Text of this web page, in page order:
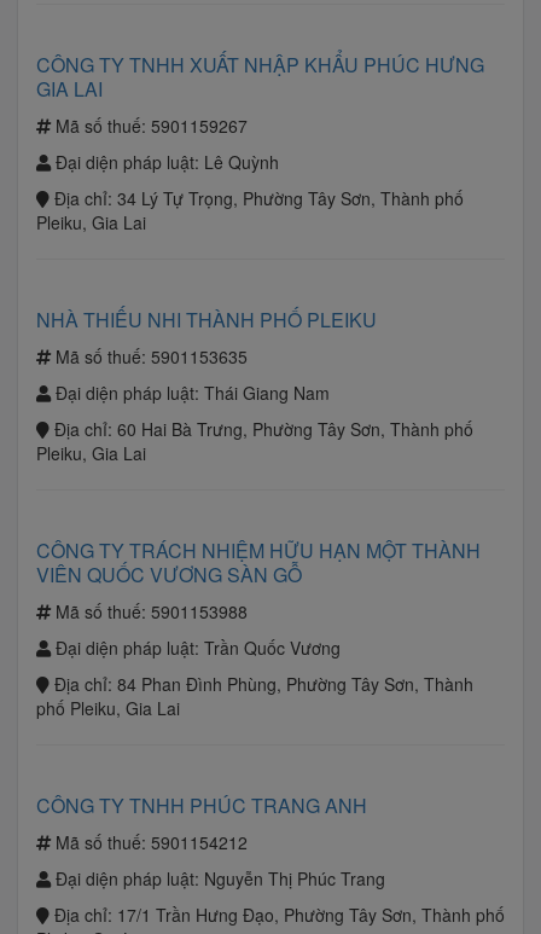
CÔNG TY TNHH XUẤT NHẬP KHẨU PHÚC HƯNG
GIA LAI
Mã số thuế: 5901159267
Đại diện pháp luật: Lê Quỳnh
Địa chỉ: 34 Lý Tự Trọng, Phường Tây Sơn, Thành phố
Pleiku, Gia Lai
NHÀ THIẾU NHI THÀNH PHỐ PLEIKU
Mã số thuế: 5901153635
Đại diện pháp luật: Thái Giang Nam
Địa chỉ: 60 Hai Bà Trưng, Phường Tây Sơn, Thành phố
Pleiku, Gia Lai
CÔNG TY TRÁCH NHIỆM HỮU HẠN MỘT THÀNH
VIÊN QUỐC VƯƠNG SÀN GỖ
Mã số thuế: 5901153988
Đại diện pháp luật: Trần Quốc Vương
Địa chỉ: 84 Phan Đình Phùng, Phường Tây Sơn, Thành
phố Pleiku, Gia Lai
CÔNG TY TNHH PHÚC TRANG ANH
Mã số thuế: 5901154212
Đại diện pháp luật: Nguyễn Thị Phúc Trang
Địa chỉ: 17/1 Trần Hưng Đạo, Phường Tây Sơn, Thành phố